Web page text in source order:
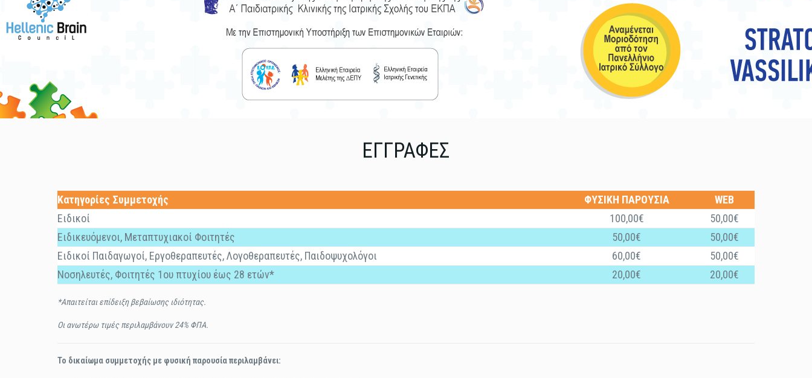
ΕΓΓΡΑΦΕΣ
Κατηγορίες Συμμετοχής ΦΥΣΙΚΗ ΠΑΡΟΥΣΙΑ
WEB
Ειδικοί
100,00€
50,00€
Ειδικευόμενοι, Μεταπτυχιακοί Φοιτητές
50,00€
50,00€
Ειδικοί Παιδαγωγοί, Εργοθεραπευτές, Λογοθεραπευτές, Παιδοψυχολόγοι
60,00€
50,00€
Νοσηλευτές, Φοιτητές 1ου πτυχίου έως 28 ετών*
20,00€ 20,00€
*Απαιτείται επίδειξη βεβαίωσης ιδιότητας.
Οι ανωτέρω τιμές περιλαμβάνουν 24% ΦΠΑ.
Το δικαίωμα συμμετοχής με φυσική παρουσία περιλαμβάνει: